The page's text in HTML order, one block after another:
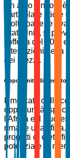
Un altro vincolo
particolare litio e
molte batterie
Stati Uniti, si
l'offerta del 20%
interruzioni nella
dei prezzi.
Opportunità di Mercato
Il mercato
opportunità,
l'Africa e il Sud-
rimane una sfida.
progetti di
potenziale di